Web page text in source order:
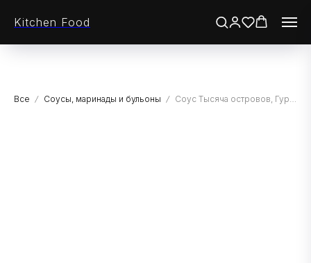
Kitchen Food
Все Соусы, маринады и бульоны Соус Тысяча островов, Гурмикс, 1 кг